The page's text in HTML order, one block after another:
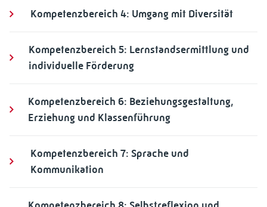
Kompetenzbereich 4: Umgang mit Diversität
Kompetenzbereich 5: Lernstandsermittlung und
individuelle Förderung
Kompetenzbereich 6: Beziehungsgestaltung,
Erziehung und Klassenführung
Kompetenzbereich 7: Sprache und
Kommunikation